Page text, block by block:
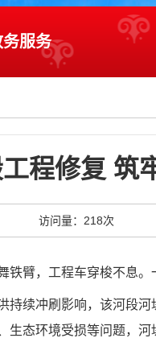
务服务
程修复 筑
访问量： 218次
铁臂，工程车穿梭不息。
续冲刷影响，该河段
态环境受损等问题，河